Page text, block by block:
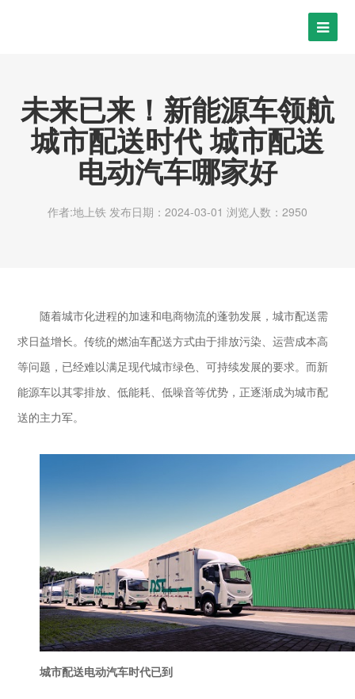
未来已来！新能源车领航
城市配送时代 城市配送
电动汽车哪家好
作者:地上铁 发布日期：2024-03-01 浏览人数：2950
随着城市化进程的加速和电商物流的蓬勃发展，城市配送需
求日益增长。传统的燃油车配送方式由于排放污染、运营成本高
等问题，已经难以满足现代城市绿色、可持续发展的要求。而新
能源车以其零排放、低能耗、低噪音等优势，正逐渐成为城市配
送的主力军。
城市配送电动汽车时代已到